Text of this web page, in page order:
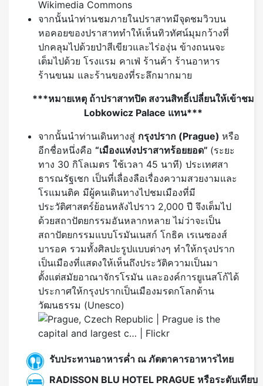
จากนั้นนำท่านชมภายในปราสาทมีจุดชมวิวบน
หอคอยของปราสาททำให้เห็นทิวทัศน์มุมกว้างที่
ปกคลุมไปด้วยป่าสีเขียวและไร่องุ่น ข้างถนนจะ
เต็มไปด้วย โรงแรม คาเฟ่ ร้านค้า ร้านอาหาร
ร้านขนม และร้านของที่ระลึกมากมาย
***หมายเหตุ ถ้าปราสาทปิด สงวนสิทธิ์เปลี่ยนให้เข้าชม
Lobkowicz Palace แทน***
จากนั้นนำท่านเดินทางสู่ กรุงปราก (Prague) หรือ
อีกชื่อหนึ่งคือ “เมืองแห่งปราสาทร้อยยอด” (ระยะ
ทาง 30 กิโลเมตร ใช้เวลา 45 นาที) ประเทศสา
ธารณรัฐเชก เป็นที่เลื่องลือเรื่องความสวยงามและ
โรแมนติค มีผู้คนเดินทางไปชมเมืองที่มี
ประวัติศาสตร์ย้อนหลังไปราว 2,000 ปี จึงเต็มไป
ด้วยสถาปัตยกรรมอันหลากหลาย ไม่ว่าจะเป็น
สถาปัตยกรรมแบบโรมันเนสก์ โกธิค เรเนซองส์
บารอค รวมทั้งศิลปะรูปแบบต่างๆ ทำให้กรุงปราก
เป็นเมืองที่แสดงให้เห็นถึงประวัติความเป็นมา
ตั้งแต่สมัยอาณาจักรโรมัน และองค์การยูเนสโก้ได้
ประกาศให้กรุงปรากเป็นเมืองมรดกโลกด้าน
วัฒนธรรม (Unesco)
รับประทานอาหารค่ำ ณ ภัตตาคารอาหารไทย
RADISSON BLU HOTEL PRAGUE หรือระดับเทียบ